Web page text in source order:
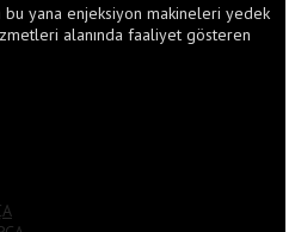
bu yana enjeksiyon makineleri yedek
alanında faaliyet gösteren